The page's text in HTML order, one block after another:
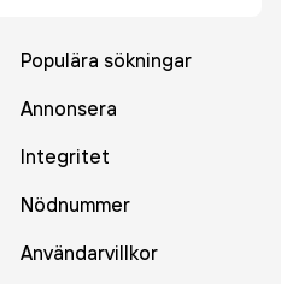
Populära sökningar
Annonsera
Integritet
Nödnummer
Användarvillkor